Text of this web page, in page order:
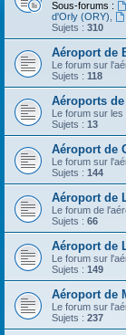
Sous-forums :
d'Orly (ORY)
Sujets : 310
Aéroport de
Le forum sur
Sujets : 118
Aéroports de
Le forum sur
Sujets : 13
Aéroport de
Le forum sur
Sujets : 144
Aéroport de
Le forum de
Sujets : 66
Aéroport de
Le forum sur
Sujets : 149
Aéroport de
Le forum sur
Sujets : 237